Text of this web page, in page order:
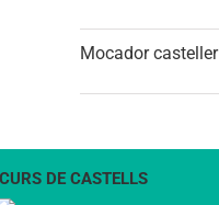
Mocador casteller
DE CASTELLS